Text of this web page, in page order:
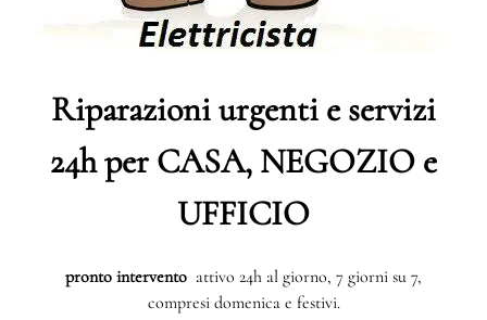
Riparazioni urgenti e servizi
24h per CASA, NEGOZIO e
UFFICIO
pronto intervento attivo 24h al giorno, 7 giorni su 7,
compresi domenica e festivi.